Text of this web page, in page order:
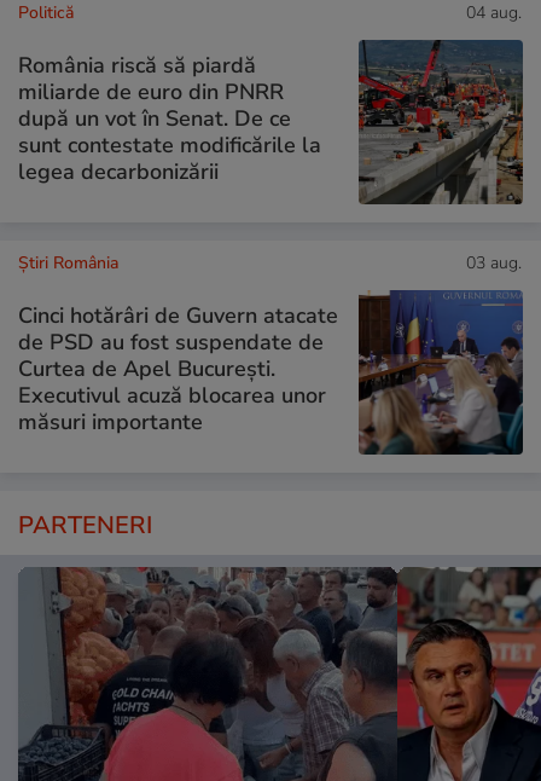
Politică 04 aug.
România riscă să piardă
miliarde de euro din PNRR
după un vot în Senat. De ce
sunt contestate modificările la
legea decarbonizării
Știri România 03 aug.
Cinci hotărâri de Guvern atacate
de PSD au fost suspendate de
Curtea de Apel București.
Executivul acuză blocarea unor
măsuri importante
PARTENERI